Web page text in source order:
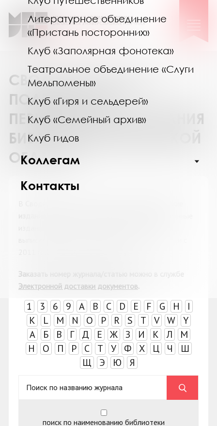
Литературное объединение
«Пристань посторонних»
Клуб «Заполярная фонотека»
Театральное объединение «Слуги
Мельпомены»
Клуб «Гиря и сельдерей»
Клуб «Семейный архив»
Клуб гидов
Коллегам
Контакты
СВОДНЫЙ КАТАЛОГ
ПОДПИСКИ НА
ПЕРИОДИЧЕСКИЕ ИЗДАНИЯ
БИБЛИОТЕК МУРМАНСКОЙ
ОБЛАСТИ
Заказать номер журнала/статью можно в с
Электронной доставки документов.
1 3 6 9 A B C D E F G H
I
K
L M N O P R S T V W
Y
А
Б В Г Д Е Ж З И К Л
М
Н
О П Р С Т У Ф Х Ц Ч
Ш
Щ
Э Ю Я
поиск по наименованию библиотеки